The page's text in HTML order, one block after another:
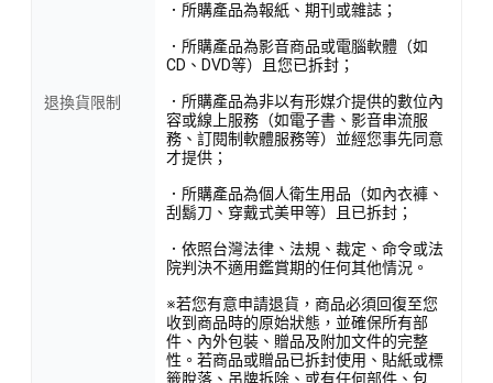
退換貨限制
．所購產品為報紙、期刊或雜誌；
．所購產品為影音商品或電腦軟體（如
CD、DVD等）且您已拆封；
．所購產品為非以有形媒介提供的數位內
容或線上服務（如電子書、影音串流服
務、訂閱制軟體服務等）並經您事先同意
才提供；
．所購產品為個人衛生用品（如內衣褲、
刮鬍刀、穿戴式美甲等）且已拆封；
．依照台灣法律、法規、裁定、命令或法
院判決不適用鑑賞期的任何其他情況。
※若您有意申請退貨，商品必須回復至您
收到商品時的原始狀態，並確保所有部
件、內外包裝、贈品及附加文件的完整
性。若商品或贈品已拆封使用、貼紙或標
籤脫落、吊牌拆除、或有任何部件、包